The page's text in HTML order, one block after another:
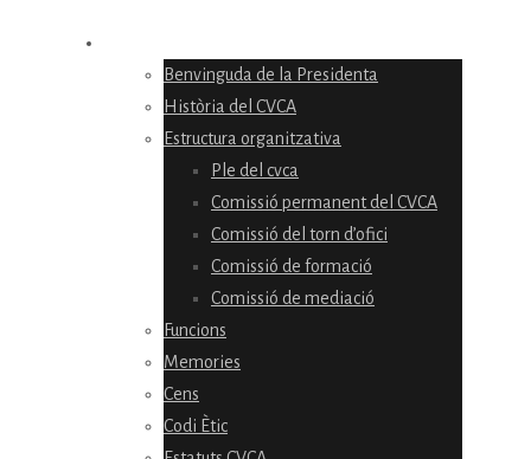
Benvinguda de la Presidenta
Història del CVCA
Estructura organitzativa
Ple del cvca
Comissió permanent del CVCA
Comissió del torn d’ofici
Comissió de formació
Comissió de mediació
Funcions
Memories
Cens
Codi Ètic